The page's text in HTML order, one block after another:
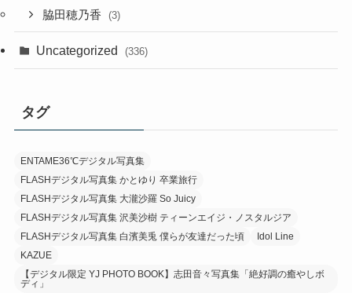
脇田穂乃香 (3)
Uncategorized (336)
タグ
ENTAME36℃デジタル写真集
FLASHデジタル写真集 かとゆり 卒業旅行
FLASHデジタル写真集 大瀧沙羅 So Juicy
FLASHデジタル写真集 沢美沙樹 ティーンエイジ・ノスタルジア
FLASHデジタル写真集 白濱美兎 僕らが友達だった頃
Idol Line
KAZUE
【デジタル限定 YJ PHOTO BOOK】志田音々写真集「絶好調の癒やしボ
ディ」